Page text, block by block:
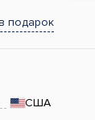
подарок
США